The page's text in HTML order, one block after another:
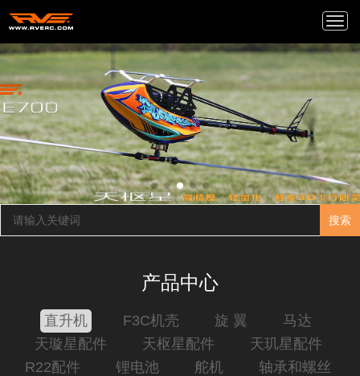
搜索
产品中心
直升机 F3C机壳 旋 翼
马达
天璇星配件
天枢星配件
天玑星配件
R22配件
锂电池 舵机
轴承和螺丝